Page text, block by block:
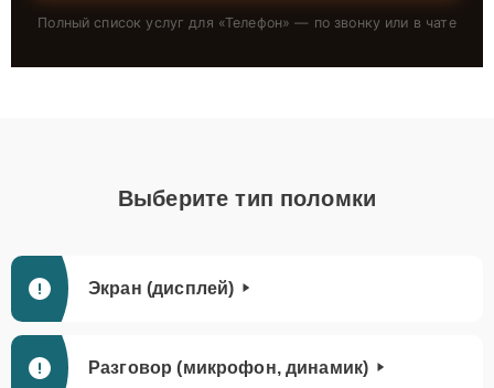
Полный список услуг для «Телефон» — по звонку или в чате
Выберите тип поломки
Экран (дисплей)
Разговор (микрофон, динамик)